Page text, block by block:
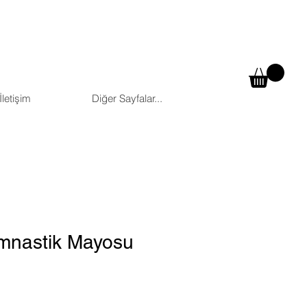
İletişim Diğer Sayfalar...
Mayosu